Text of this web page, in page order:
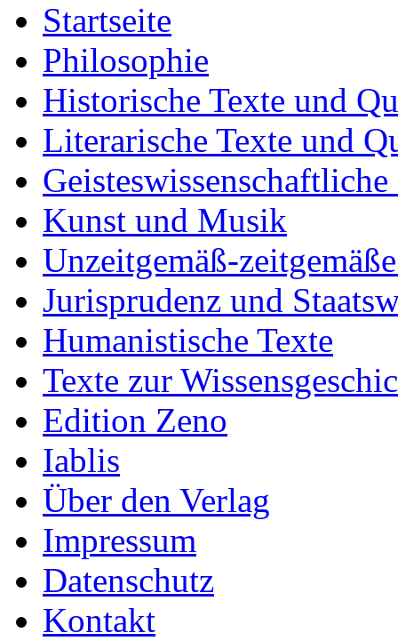
Startseite
Philosophie
Historische Texte und
Literarische Texte und
Kunst und Musik
Unzeitgemäß-
Jurisprudenz und
Humanistische Texte
Texte zur
Edition Zeno
Iablis
Über den Verlag
Impressum
Datenschutz
Kontakt